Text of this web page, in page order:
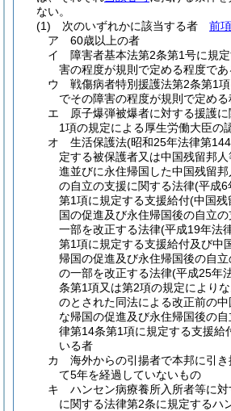
ない。
(1)
次のいずれかに該当する者 前
ア
60歳以上の者
イ
障害者基本法第2条第1号に規
害の程度が規則で定める程度で
ウ
戦傷病者特別援護法第2条第1
でその障害の程度が規則で定め
エ
原子爆弾被爆者に対する援護
1項の規定による厚生労働大臣の
オ
生活保護法(昭和25年法律第
定する被保護者又は中国残留邦
進並びに永住帰国した中国残留
の自立の支援に関する法律(平成6
第1項に規定する支援給付(中国残
国の促進及び永住帰国後の自立
一部を改正する法律(平成19年法
第1項に規定する支援給付及び中
帰国の促進及び永住帰国後の自
の一部を改正する法律(平成25年
条第1項又は第2項の規定により
のとされた同法による改正前の
な帰国の促進及び永住帰国後の
律第14条第1項に規定する支援給
いる者
カ
海外からの引揚者で本邦に引
て5年を経過していないもの
キ
ハンセン病療養所入所者等に
に関する法律第2条に規定するハ